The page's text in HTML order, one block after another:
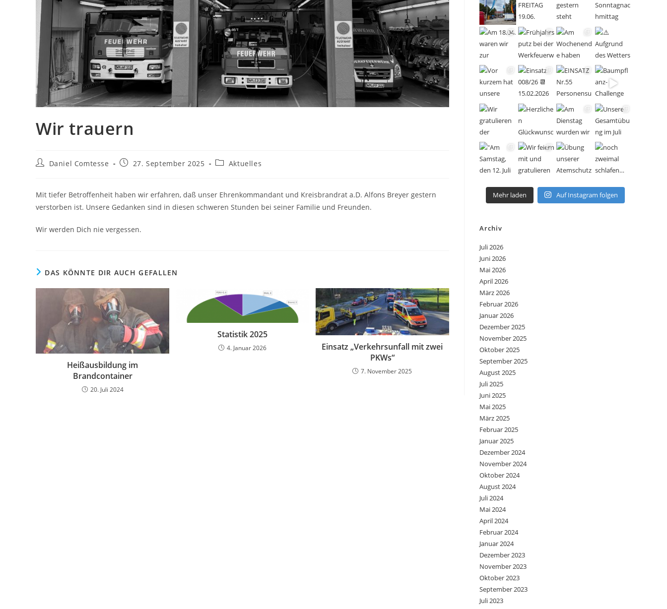
Wir trauern
Beitrags-
Daniel Comtesse
Beitrag27. September 2025
Beitrags-
Aktuelles
Mit tiefer Betroffenheit haben wir erfahren, daß unser Ehrenkommandant und Kreisbrandrat a.D. Alfons Breyer gestern
verstorben ist. Unsere Gedanken sind in diesen schweren Stunden bei seiner Familie und Freunden.
Wir werden Dich nie vergessen.
DAS KÖNNTE DIR AUCH GEFALLEN
Heißausbildung im
Brandcontainer
20. Juli 2024
Statistik 2025
4. Januar 2026
Einsatz „Verkehrsunfall mit zwei
PKWs“
7. November 2025
Mehr laden Auf Instagram folgen
Archiv
Juli 2026
Juni 2026
Mai 2026
April 2026
März 2026
Februar 2026
Januar 2026
Dezember 2025
November 2025
Oktober 2025
September 2025
August 2025
Juli 2025
Juni 2025
Mai 2025
März 2025
Februar 2025
Januar 2025
Dezember 2024
November 2024
Oktober 2024
August 2024
Juli 2024
Mai 2024
April 2024
Februar 2024
Januar 2024
Dezember 2023
November 2023
Oktober 2023
September 2023
Juli 2023